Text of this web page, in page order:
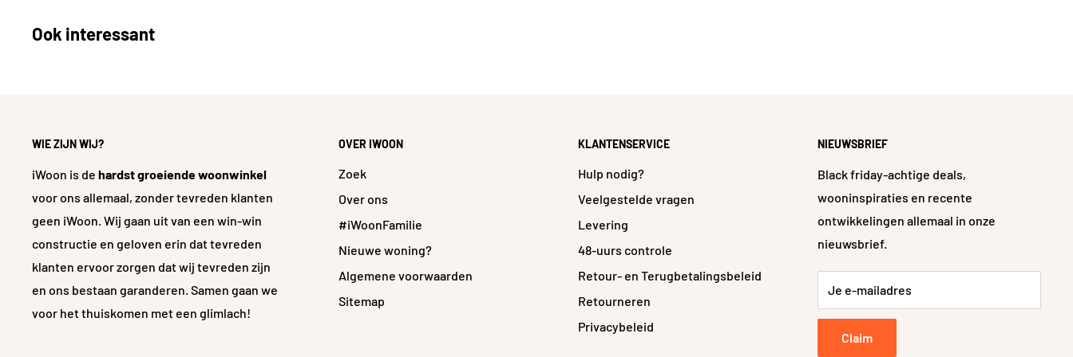
Technische aspecten
Inclusief plug Nee
Draadmaat 1/2 cm
Met thermostatische kraan Nee
Ook interessant
WIE ZIJN WIJ?
iWoon is de hardst groeiende woonwinkel
voor ons allemaal, zonder tevreden klanten
geen iWoon. Wij gaan uit van een win-win
constructie en geloven erin dat tevreden
klanten ervoor zorgen dat wij tevreden zijn
en ons bestaan garanderen. Samen gaan we
voor het thuiskomen met een glimlach!
OVER IWOON
Zoek
Over ons
#iWoonFamilie
Nieuwe woning?
Algemene voorwaarden
Sitemap
KLANTENSERVICE
Hulp nodig?
Veelgestelde vragen
Levering
48-uurs controle
Retour- en Terugbetalingsbeleid
Retourneren
Privacybeleid
NIEUWSBRIEF
Black friday-achtige deals,
wooninspiraties en recente
ontwikkelingen allemaal in onze
nieuwsbrief.
Je e-mailadres
Claim